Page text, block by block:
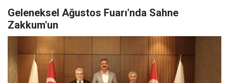
Geleneksel Ağustos Fuarı'nda Sahne
Zakkum'un